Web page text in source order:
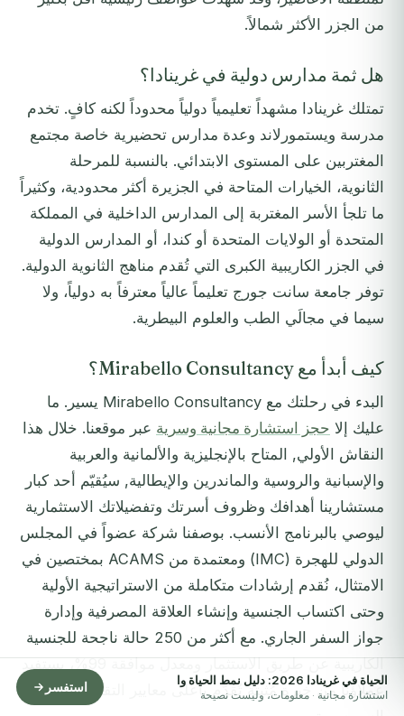
من الجزر الأكثر شمالاً.
هل ثمة مدارس دولية في غرينادا؟
تمتلك غرينادا مشهداً تعليمياً دولياً محدوداً لكنه كافٍ. تخدم
مدرسة ويستمورلاند وعدة مدارس تحضيرية خاصة مجتمع
المغتربين على المستوى الابتدائي. بالنسبة للمرحلة
الثانوية، الخيارات المتاحة في الجزيرة أكثر محدودية، وكثيراً
ما تلجأ الأسر المغتربة إلى المدارس الداخلية في المملكة
المتحدة أو الولايات المتحدة أو كندا، أو المدارس الدولية
في الجزر الكاريبية الكبرى التي تُقدم مناهج الثانوية الدولية.
توفر جامعة سانت جورج تعليماً عالياً معترفاً به دولياً، ولا
سيما في مجالَي الطب والعلوم البيطرية.
كيف أبدأ مع Mirabello Consultancy؟
البدء في رحلتك مع Mirabello Consultancy يسير. ما
عليك إلا حجز استشارة مجانية وسرية عبر موقعنا. خلال هذا
النقاش الأولي, المتاح بالإنجليزية والألمانية والعربية
والإسبانية والروسية والماندرين والإيطالية, سيُقيّم أحد كبار
مستشارينا أهدافك وظروف أسرتك وتفضيلاتك الاستثمارية
ليوصي بالبرنامج الأنسب. بوصفنا شركة عضواً في المجلس
الدولي للهجرة (IMC) ومعتمدة من ACAMS بمختصين في
الامتثال، نُقدم إرشادات متكاملة من الاستراتيجية الأولية
وحتى اكتساب الجنسية وإنشاء العلاقة المصرفية وإدارة
جواز السفر الجاري. مع أكثر من 250 حالة ناجحة للجنسية
الكاريبية عن طريق الاستثمار ومعدل موافقة 99%، يستفيد
عملاؤنا من خبرة مُثبتة تُقدَّم بأعلى معايير التقدير والمهنية
الحياة في غرينادا 2026: دليل نمط الحياة وا
استشارة مجانية · معلومات، وليست نصيحة
استفسر